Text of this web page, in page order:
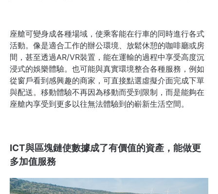
座艙可變身成各種場域，使乘客能在行車的同時進行各式
活動。像是適合工作的辦公環境、放鬆休憩的咖啡廳或房
間，甚至透過AR/VR裝置，能在運輸的過程中享受高度沉
浸式的娛樂體驗。也可能與真實環境整合各種服務，例如
從窗戶看到感興趣的商家，可直接點選虛擬介面完成下單
與配送。移動體驗不再因為移動而受到限制，而是能夠在
座艙內享受到更多以往無法體驗到的嶄新生活空間。
ICT與區塊鏈使數據成了有價值的資產，能做更
多加值服務